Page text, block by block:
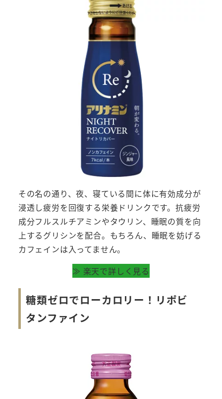
その名の通り、夜、寝ている間に体に有効成分が
浸透し疲労を回復する栄養ドリンクです。抗疲労
成分フルスルチアミンやタウリン、睡眠の質を向
上するグリシンを配合。もちろん、睡眠を妨げる
カフェインは入ってません。
≫ 楽天で詳しく見る
糖類ゼロでローカロリー！リポビ
タンファイン